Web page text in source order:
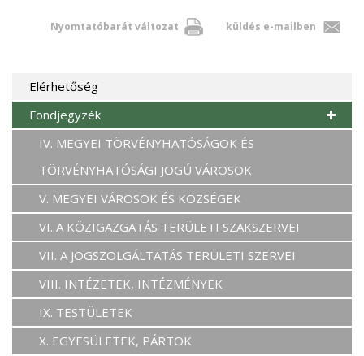
Nyomtatóbarát változat küldés e-mailben
Elérhetőség
Fondjegyzék
IV. MEGYEI TÖRVÉNYHATÓSÁGOK ÉS
TÖRVÉNYHATÓSÁGI JOGÚ VÁROSOK
V. MEGYEI VÁROSOK ÉS KÖZSÉGEK
VI. A KÖZIGAZGATÁS TERÜLETI SZAKSZERVEI
VII. A JOGSZOLGÁLTATÁS TERÜLETI SZERVEI
VIII. INTÉZETEK, INTÉZMÉNYEK
IX. TESTÜLETEK
X. EGYESÜLETEK, PÁRTOK